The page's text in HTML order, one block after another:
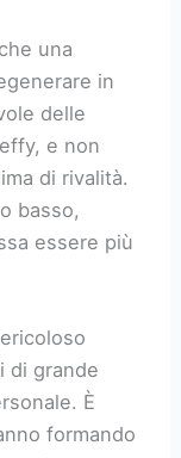
una
in
delle
e non
di rivalità.
basso,
essere più
di grande
È
formando